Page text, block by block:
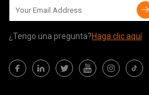
¿Tengo una pregunta?Haga clic aquí